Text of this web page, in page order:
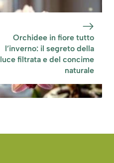
Orchidee in fiore tutto
l’inverno: il segreto della
luce filtrata e del concime
naturale